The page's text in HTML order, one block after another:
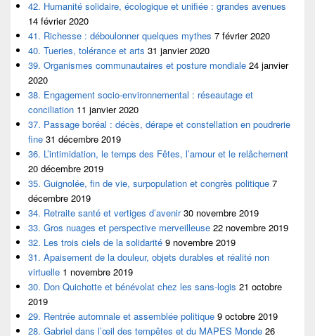
42. Humanité solidaire, écologique et unifiée : grandes avenues
14 février 2020
41. Richesse : déboulonner quelques mythes 7 février 2020
40. Tueries, tolérance et arts 31 janvier 2020
39. Organismes communautaires et posture mondiale 24 janvier
2020
38. Engagement socio-environnemental : réseautage et
conciliation 11 janvier 2020
37. Passage boréal : décès, dérape et constellation en poudrerie
fine 31 décembre 2019
36. L’intimidation, le temps des Fêtes, l’amour et le relâchement
20 décembre 2019
35. Guignolée, fin de vie, surpopulation et congrès politique 7
décembre 2019
34. Retraite santé et vertiges d’avenir 30 novembre 2019
33. Gros nuages et perspective merveilleuse 22 novembre 2019
32. Les trois ciels de la solidarité 9 novembre 2019
31. Apaisement de la douleur, objets durables et réalité non
virtuelle 1 novembre 2019
30. Don Quichotte et bénévolat chez les sans-logis 21 octobre
2019
29. Rentrée automnale et assemblée politique 9 octobre 2019
28. Gabriel dans l’œil des tempêtes et du MAPES Monde 26